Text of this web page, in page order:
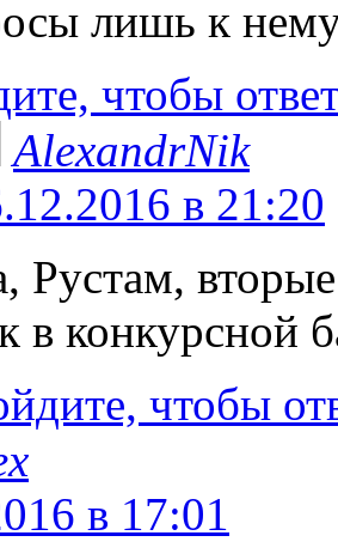
лишь к
чтобы
AlexandrNik
в 21:20
Рустам,
в конкурсной
чтобы
в 17:01